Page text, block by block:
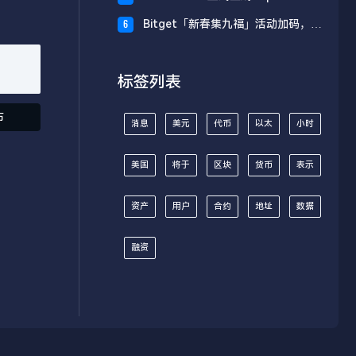
6
Bitget「新春集九福」活动加码，报
标签列表
消息 美元 代币 以太 小时
美国 将于 区块 货币 表示
资产 用户 合约 地址 数据
融资